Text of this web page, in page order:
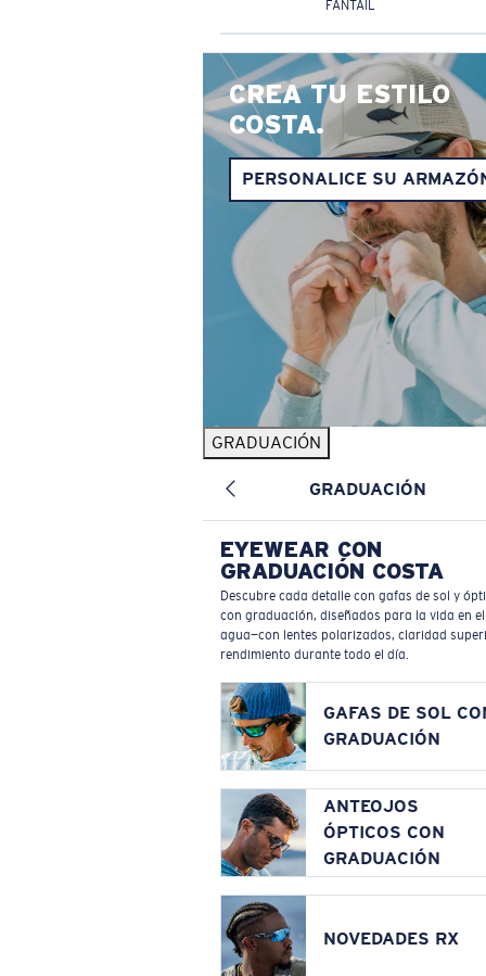
FANTAIL
CREA TU ESTILO
COSTA.
PERSONALICE SU
GRADUACIÓN
GRADUACIÓN
EYEWEAR CON
GRADUACIÓN COSTA
Descubre cada detalle con gafas de sol y
con graduación, diseñados para la vida en el
agua—con lentes polarizados, claridad
rendimiento durante todo el día.
GAFAS DE SOL
GRADUACIÓN
ANTEOJOS
ÓPTICOS CON
GRADUACIÓN
NOVEDADES RX